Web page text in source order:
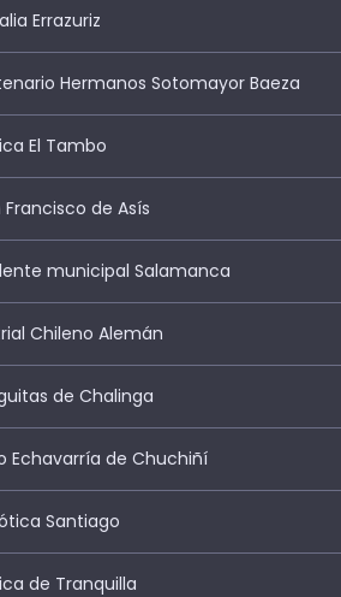
Errazuriz
Hermanos Sotomayor Baeza
El Tambo
de Asís
municipal Salamanca
Chileno Alemán
de Chalinga
Echavarría de Chuchiñí
Santiago
de Tranquilla